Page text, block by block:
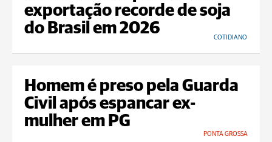
exportação recorde de soja
do Brasil em 2026
COTIDIANO
Homem é preso pela Guarda
Civil após espancar ex-
mulher em PG
PONTA GROSSA